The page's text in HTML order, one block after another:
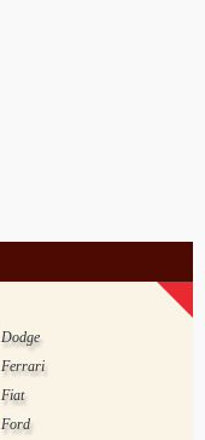
Dodge
Ferrari
Fiat
Ford